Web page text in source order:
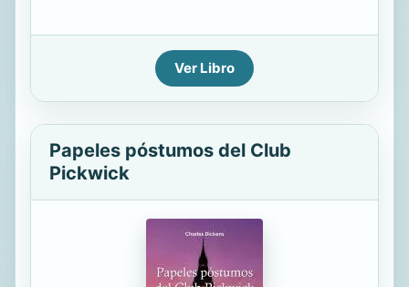
Ver Libro
Papeles póstumos del Club
Pickwick